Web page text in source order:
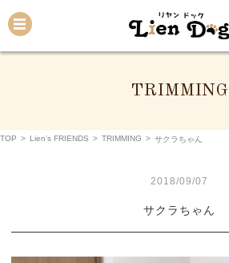
TRIMMING
TOP > Lien’s FRIENDS > TRIMMING > サクラちゃん
2018/09/07
サクラちゃん